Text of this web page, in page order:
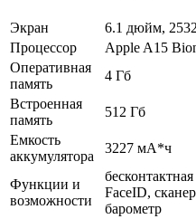
Экран
6.1 дюйм,
Процессор
Apple A15
Оперативная
память
4 Гб
Встроенная
память
512 Гб
Емкость
аккумулятора
3227 мА*ч
Функции и
возможности
FaceID,
барометр